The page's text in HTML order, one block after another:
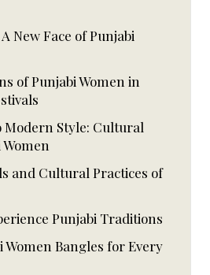
New Face of Punjabi
of Punjabi Women in
Style: Cultural
and Cultural Practices of
Punjabi Traditions
Women Bangles for Every